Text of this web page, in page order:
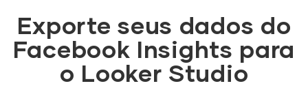
Exporte seus dados do
Facebook Insights para
o Looker Studio